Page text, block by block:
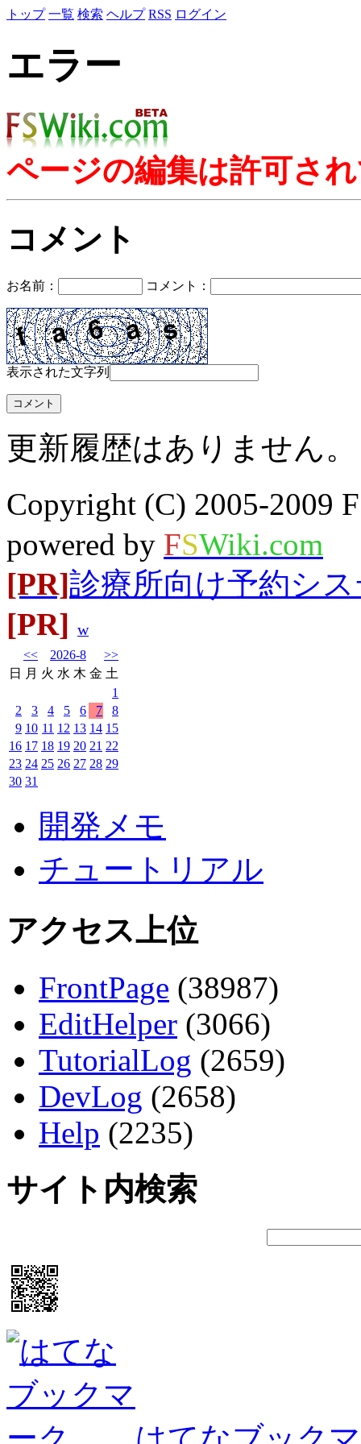
トップ 一覧 検索 ヘルプ RSS ログイン
エラー
ページの編集は許可さ
コメント
お名前： コメント：
表示された文字列
更新履歴はありません。
Copyright (C) 2005-2009
powered by FSWiki.com
[PR]診療所向け予約シ
[PR] w
<< 2026-8
>>
日 月 火 水 木 金 土
1
2
3 4 5 6 7
8
9 10 11 12 13 14 15
16 17 18 19 20 21 22
23 24 25 26 27 28 29
30 31
開発メモ
チュートリアル
アクセス上位
FrontPage (38987)
EditHelper (3066)
TutorialLog (2659)
DevLog (2658)
Help (2235)
サイト内検索